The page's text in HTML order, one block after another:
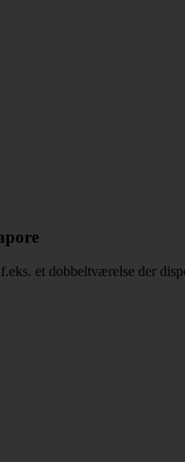
et dobbeltværelse der